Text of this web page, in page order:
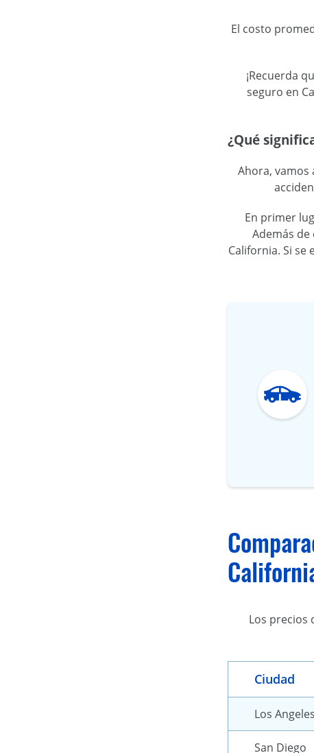
El costo
¡Recuerda
seguro en
¿Qué
Ahora, vamos
En primer
Además
California. Si se
Los precios
Ciudad
Los Angeles
San Diego